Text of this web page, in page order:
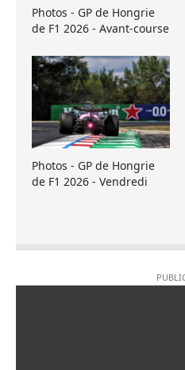
Photos - GP de Hongrie
de F1 2026 - Avant-course
Photos - GP de Hongrie
de F1 2026 - Vendredi